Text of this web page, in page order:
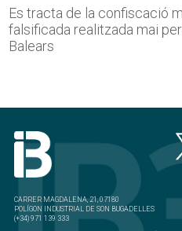
Es tracta de la confiscació
falsificada realitzada mai
Balears
CARRER MAGDALENA, 21, 07180
POLÍGON INDUSTRIAL DE SON BUGADELLES
(+34) 971 139 333